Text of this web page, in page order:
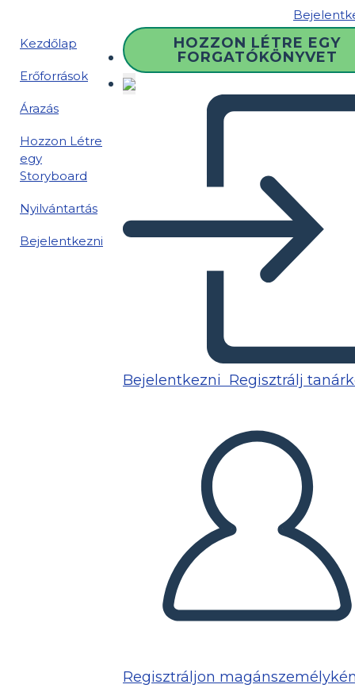
Kezdőlap
Erőforrások
Árazás
Hozzon Létre
egy
Storyboard
Nyilvántartás
Bejelentkezni
HOZZON LÉTRE EGY
FORGATÓKÖNYVET
Bejelentkezni Regisztrálj
Regisztráljon